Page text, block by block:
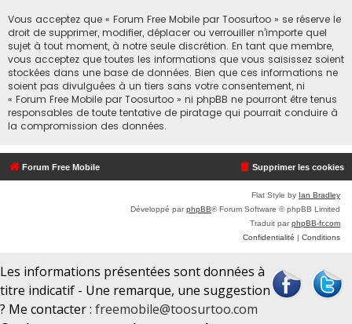
Vous acceptez que « Forum Free Mobile par Toosurtoo » se réserve le
droit de supprimer, modifier, déplacer ou verrouiller n’importe quel
sujet à tout moment, à notre seule discrétion. En tant que membre,
vous acceptez que toutes les informations que vous saisissez soient
stockées dans une base de données. Bien que ces informations ne
soient pas divulguées à un tiers sans votre consentement, ni
« Forum Free Mobile par Toosurtoo » ni phpBB ne pourront être tenus
responsables de toute tentative de piratage qui pourrait conduire à
la compromission des données.
Forum Free Mobile Supprimer les cookies
Flat Style by Ian Bradley
Développé parphpBB® Forum Software © phpBB Limited
Traduit parphpBB-fr.com
Confidentialité | Conditions
Les informations présentées sont données à
titre indicatif - Une remarque, une suggestion
? Me contacter : freemobile@toosurtoo.com